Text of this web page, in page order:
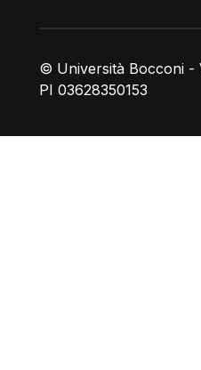
© Università Bocconi -
PI 03628350153